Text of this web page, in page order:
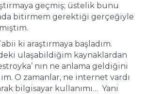
geçmiş; üstelik bunu
bitirmem gerektiği gerçeğiyle
ki araştırmaya başladım.
ulaşabildiğim kaynaklardan
nın ne anlama geldiğini
O zamanlar, ne internet vardı
bilgisayar kullanımı… Yani